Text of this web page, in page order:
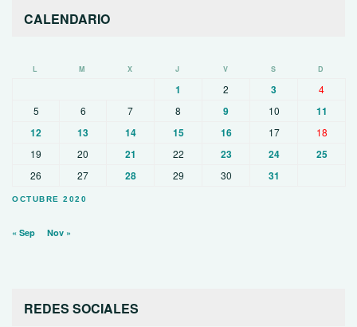
CALENDARIO
OCTUBRE 2020
L M X J V S D
1 2 3
4
5
6 7 8 9 10
11
12
13 14 15 16 17
18
19
20 21 22 23 24 25
26 27 28 29 30 31
« Sep Nov »
REDES SOCIALES